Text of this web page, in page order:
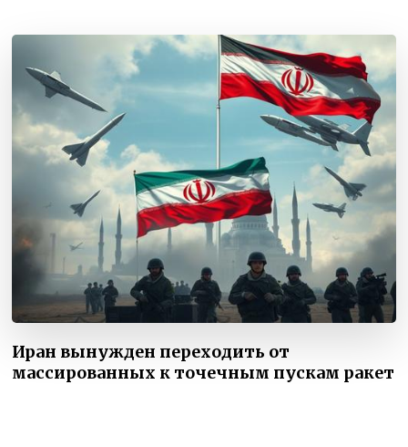
Иран вынужден переходить от
массированных к точечным пускам ракет